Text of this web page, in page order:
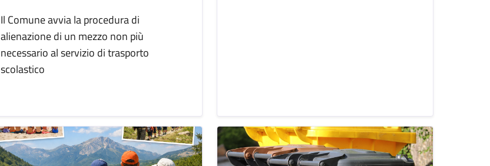
Il Comune avvia la procedura di
alienazione di un mezzo non più
necessario al servizio di trasporto
scolastico